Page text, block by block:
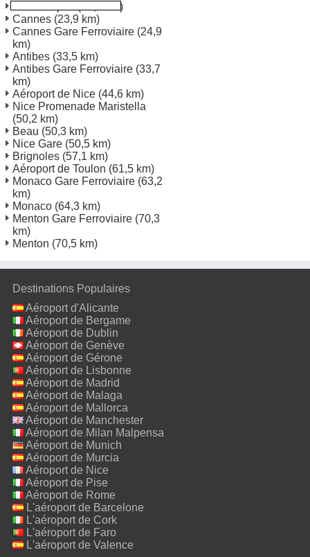
Saint Tropez(20,2 km)
Cannes (23,9 km)
Cannes Gare Ferroviaire (24,9
km)
Antibes (33,5 km)
Antibes Gare Ferroviaire (33,7
km)
Aéroport de Nice (44,6 km)
Nice Promenade Maristella
(50,2 km)
Beau (50,3 km)
Nice Gare (50,5 km)
Brignoles (57,1 km)
Aéroport de Toulon (61,5 km)
Monaco Gare Ferroviaire (63,2
km)
Monaco (64,3 km)
Menton Gare Ferroviaire (70,3
km)
Menton (70,5 km)
Destinations Populaires
Aéroport d'Alicante
Aéroport de Bergame
Aéroport de Dublin
Aéroport de Genève
Aéroport de Gérone
Aéroport de Lisbonne
Aéroport de Madrid
Aéroport de Malaga
Aéroport de Mallorca
Aéroport de Manchester
Aéroport de Milan Malpensa
Aéroport de Munich
Aéroport de Murcia
Aéroport de Nice
Aéroport de Pise
Aéroport de Rome
Fiumicino
L'aéroport de Barcelone
L'aéroport de Cork
L'aéroport de Faro
L'aéroport de Valence